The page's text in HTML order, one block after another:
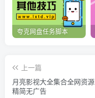
夸克网盘任务脚本
上一篇
月亮影视大全集合全网资源
精简无广告